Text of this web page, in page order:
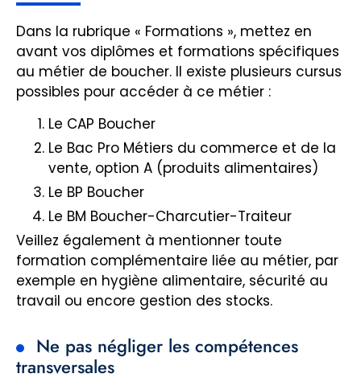
Dans la rubrique « Formations », mettez en
avant vos diplômes et formations spécifiques
au métier de boucher. Il existe plusieurs cursus
possibles pour accéder à ce métier :
Le CAP Boucher
Le Bac Pro Métiers du commerce et de la
vente, option A (produits alimentaires)
Le BP Boucher
Le BM Boucher-Charcutier-Traiteur
Veillez également à mentionner toute
formation complémentaire liée au métier, par
exemple en hygiène alimentaire, sécurité au
travail ou encore gestion des stocks.
Ne pas négliger les compétences
transversales